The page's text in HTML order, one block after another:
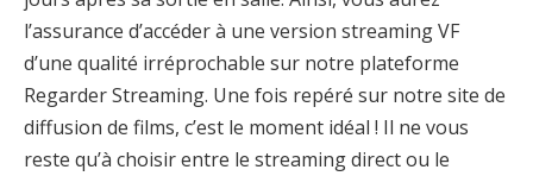
l’assurance d’accéder à une version streaming VF
d’une qualité irréprochable sur notre plateforme
Regarder Streaming. Une fois repéré sur notre site de
diffusion de films, c’est le moment idéal ! Il ne vous
reste qu’à choisir entre le streaming direct ou le